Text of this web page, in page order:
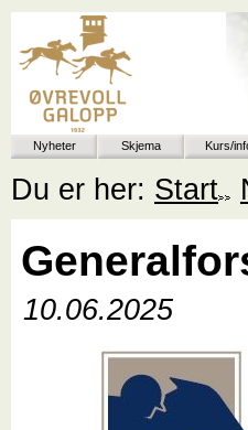
Nyheter Skjema Kurs/
Du er her: Start
10.06.2025